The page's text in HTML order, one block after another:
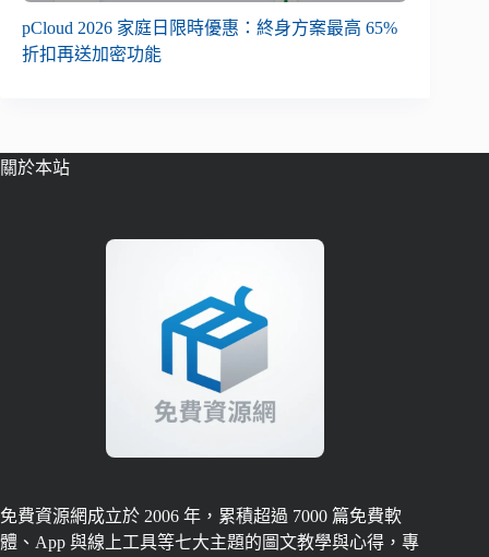
pCloud 2026 家庭日限時優惠：終身方案最高 65%
折扣再送加密功能
關於本站
免費資源網成立於 2006 年，累積超過 7000 篇免費軟
體、App 與線上工具等七大主題的圖文教學與心得，專